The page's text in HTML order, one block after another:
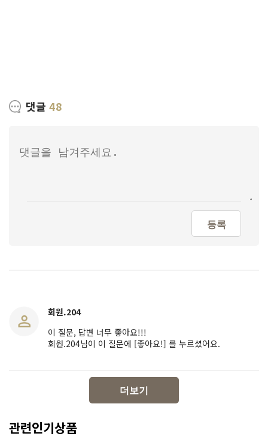
댓글 48
등록
회원.204
이 질문, 답변 너무 좋아요!!!
회원.204님이 이 질문에 [좋아요!] 를 누르셨어요.
더보기
관련인기상품